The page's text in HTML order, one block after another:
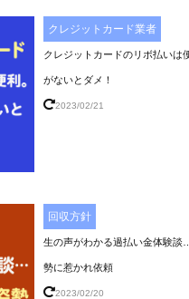
クレジットカード業者
クレジットカードのリボ払いは
がないとダメ！
2023/02/21
回収方針
生の声がわかる過払い金体験談
勢に惹かれ依頼
2023/02/20